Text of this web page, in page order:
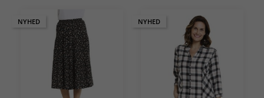
NYHED NYHED